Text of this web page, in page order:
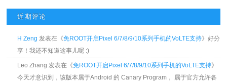
近期评论
H Zeng 发表在《免ROOT开启Pixel 6/7/8/9/10系列手机的VoLTE支持》好分
享！我还不知道这事儿呢 :)
Leo Zhang 发表在《免ROOT开启Pixel 6/7/8/9/10系列手机的VoLTE支持》
今天才意识到，该版本属于Android 的 Canary Program， 属于官方允许各